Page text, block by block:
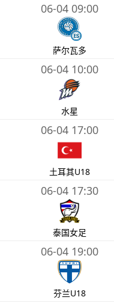
06-04 09:00
萨尔瓦多
06-04 10:00
水星
06-04 17:00
土耳其U18
06-04 17:30
泰国女足
06-04 19:00
芬兰U18